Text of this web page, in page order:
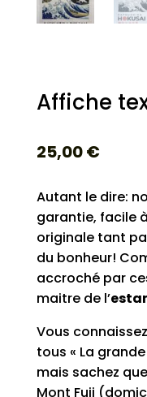
Affiche
25,00€
Autant le dire:
garantie, facile
originale tant
du bonheur!
accroché par
maitre de l’
Vous
tous « La
mais sachez
Mont Fuji